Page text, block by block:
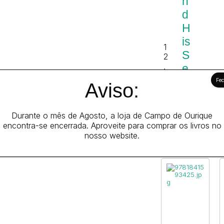
1
2
d
H
is
S
e
Aviso:
Durante o mês de Agosto, a loja de Campo de Ourique
encontra-se encerrada. Aproveite para comprar os livros no
nosso website.